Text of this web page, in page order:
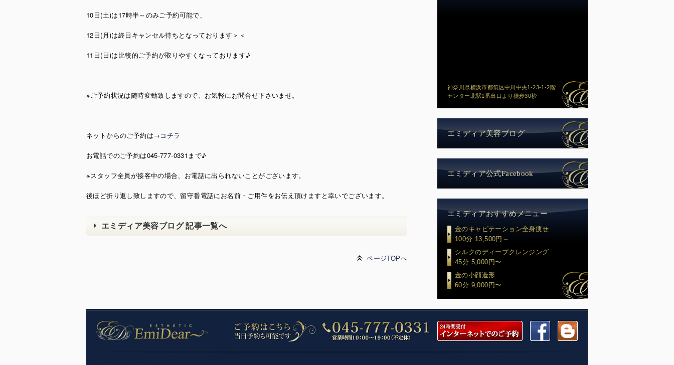
10日(土)は17時半～のみご予約可能で、
12日(月)は終日キャンセル待ちとなっております＞＜
11日(日)は比較的ご予約が取りやすくなっております♪
※ご予約状況は随時変動致しますので、お気軽にお問合せ下さいませ。
ネットからのご予約は→コチラ
お電話でのご予約は045-777-0331まで♪
※スタッフ全員が接客中の場合、お電話に出られないことがございます。
後ほど折り返し致しますので、留守番電話にお名前・ご用件をお伝え頂けますと幸いでございます。
エミディア美容ブログ 記事一覧へ
ページTOPへ
神奈川県横浜市都筑区中川中央1-23-1-2階
センター北駅1番出口より徒歩30秒
エミディア美容ブログ
エミディア公式Facebook
エミディアおすすめメニュー
金のキャビテーション全身痩せ
100分 13,500円～
シルクのディープクレンジング
45分 5,000円〜
金の小顔造形
60分 9,000円〜